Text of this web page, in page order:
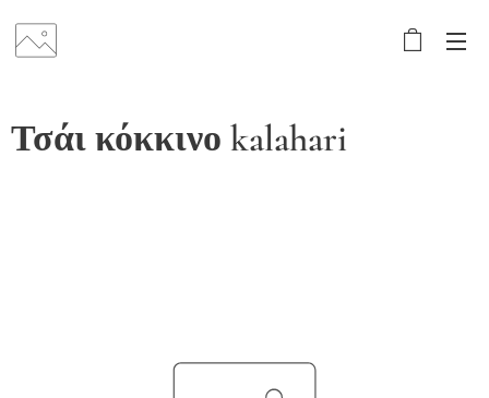
Τσάι κόκκινο kalahari